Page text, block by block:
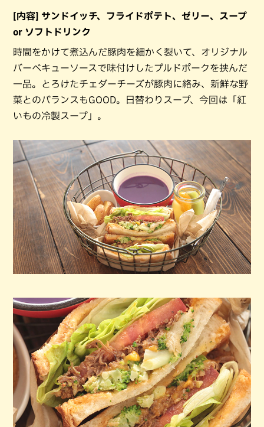
[内容] サンドイッチ、フライドポテト、ゼリー、スープ
or ソフトドリンク
時間をかけて煮込んだ豚肉を細かく裂いて、オリジナル
バーベキューソースで味付けしたプルドポークを挟んだ
一品。とろけたチェダーチーズが豚肉に絡み、新鮮な野
菜とのバランスもGOOD。日替わりスープ、今回は「紅
いもの冷製スープ」。